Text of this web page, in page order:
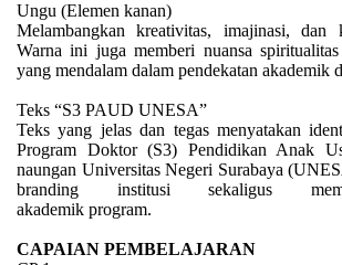
Ungu (Elemen kanan)
Melambangkan kreativitas, imajinasi, dan
Warna ini juga memberi nuansa
yang mendalam dalam pendekatan akademik
Teks “S3 PAUD UNESA”
Teks yang jelas dan tegas menyatakan
Program Doktor (S3) Pendidikan Anak
naungan Universitas Negeri Surabaya
branding institusi sekaligus
akademik program.
CAPAIAN PEMBELAJARAN